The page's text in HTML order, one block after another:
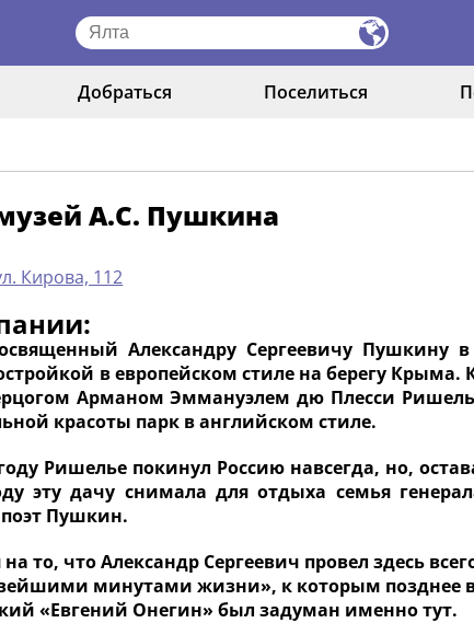
Добраться Поселиться
А.С. Пушкина
Кирова, 112
Александру Сергеевичу Пушкину
в европейском стиле на берегу
Арманом Эммануэлем дю Плесси
красоты парк в английском стиле.
Ришелье покинул Россию навсегда, но,
эту дачу снимала для отдыха семья
Пушкин.
то, что Александр Сергеевич провел здесь
минутами жизни», к которым позднее
«Евгений Онегин» был задуман именно тут.